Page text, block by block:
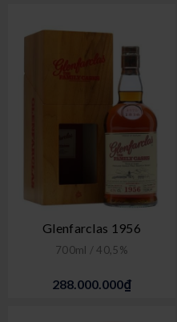
Glenfarclas 1956
700ml / 40,5%
288.000.000₫